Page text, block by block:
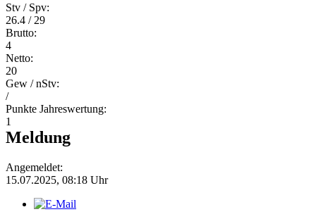
Stv / Spv:
26.4 / 29
Brutto:
4
Netto:
20
Gew / nStv:
/
Punkte Jahreswertung:
1
Meldung
Angemeldet:
15.07.2025, 08:18 Uhr